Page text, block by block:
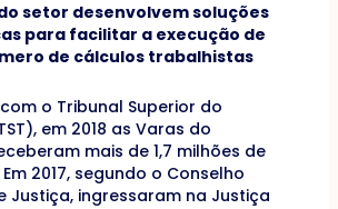
setor desenvolvem soluções
para facilitar a execução de
de cálculos trabalhistas
o Tribunal Superior do
em 2018 as Varas do
mais de 1,7 milhões de
2017, segundo o Conselho
Justiça, ingressaram na Justiça